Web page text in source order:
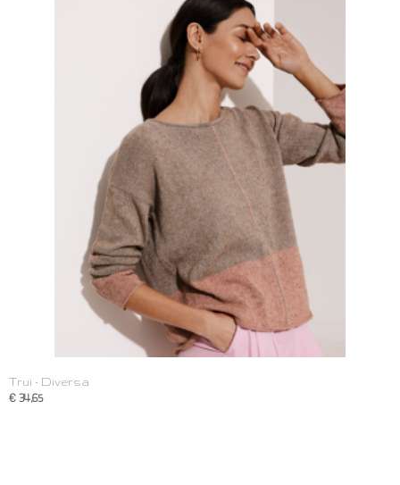
Trui - Diversa
€ 34,65